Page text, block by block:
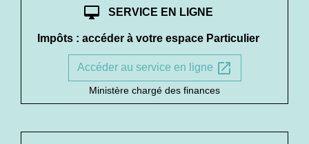
desktop_mac SERVICE EN LIGNE
Impôts : accéder à votre espace Particulier
Accéder au service en ligne open_in_new
Ministère chargé des finances